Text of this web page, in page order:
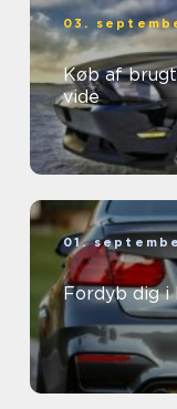
03.
Køb af
vide
01.
Fordyb dig i